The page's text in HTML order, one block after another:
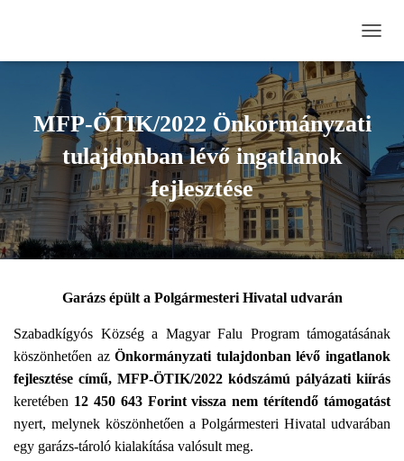
A
Á
I
Ó
B
/
P
C
O
L
Á
MFP-ÖTIK/2022 Önkormányzati
tulajdonban lévő ingatlanok
fejlesztése
Garázs épült a Polgármesteri Hivatal udvarán
Szabadkígyós Község a Magyar Falu Program támogatásának
köszönhetően azÖnkormányzati tulajdonban lévő ingatlanok
fejlesztése című, MFP-ÖTIK/2022 kódszámú pályázati kiírás
keretében 12 450 643 Forint vissza nem térítendő támogatást
nyert, melynek köszönhetően a Polgármesteri Hivatal udvarában
egy garázs-tároló kialakítása valósult meg.